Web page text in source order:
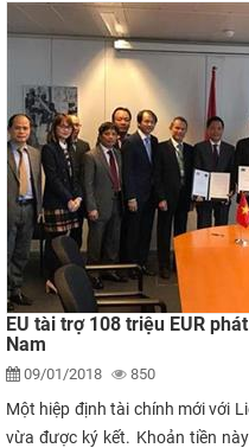
EU tài trợ 108 triệu EUR
Nam
09/01/2018 850
Một hiệp định tài chính mới với
vừa được ký kết. Khoản tiền